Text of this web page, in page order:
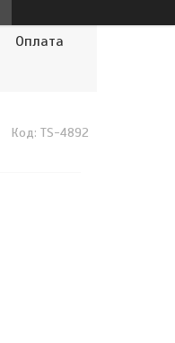
Оплата
Код:TS-4892